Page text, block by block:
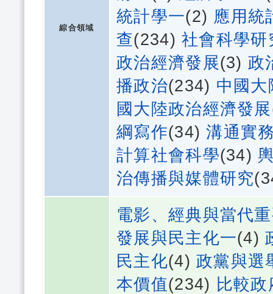
綜合領域
統計學一(2) 應用統
查(234)社會科學研
政治經濟發展(3)政
播政治(234) 中國大
國大陸政治經濟發展
綱寫作(34)溝通實
計算社會科學(34)
治傳播與媒體研究
電影、經典與當代
發展與民主化一(4)
民主化(4)政黨與選
本價值(234) 比較